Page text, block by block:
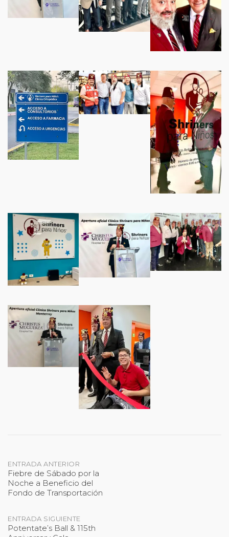
Navegación
de
entradas
ENTRADA ANTERIOR
Fiebre de Sábado por la
Noche a Beneficio del
Fondo de Transportación
ENTRADA SIGUIENTE
Potentate’s Ball & 115th